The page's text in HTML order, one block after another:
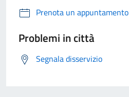
Prenota un appuntamento
Problemi in città
Segnala disservizio